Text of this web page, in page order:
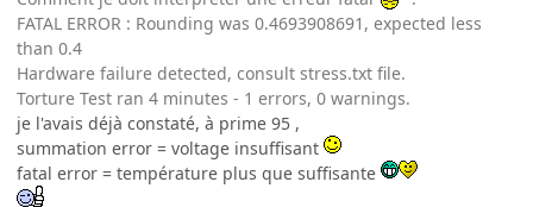
FATAL ERROR : Rounding was 0.4693908691, expected less
than 0.4
Hardware failure detected, consult stress.txt file.
Torture Test ran 4 minutes - 1 errors, 0 warnings.
je l'avais déjà constaté, à prime 95 ,
summation error = voltage insuffisant
fatal error = température plus que suffisante